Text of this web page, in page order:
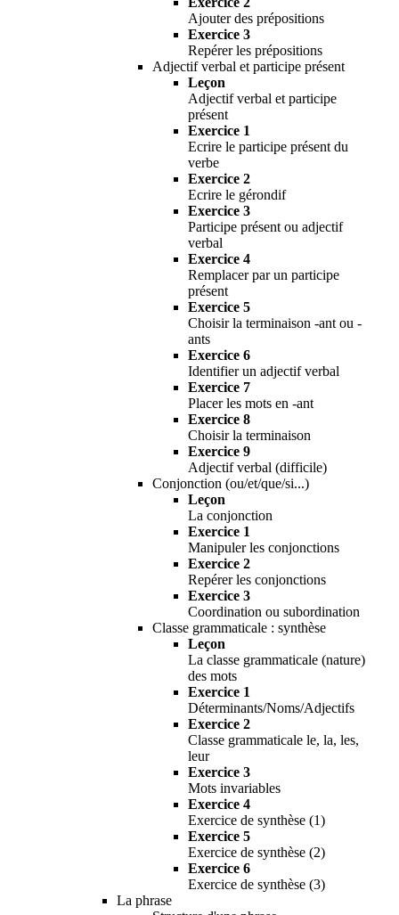
Ajouter des prépositions
Exercice 3
Repérer les prépositions
Adjectif verbal et participe présent
Leçon
Adjectif verbal et participe
présent
Exercice 1
Ecrire le participe présent du
verbe
Exercice 2
Ecrire le gérondif
Exercice 3
Participe présent ou adjectif
verbal
Exercice 4
Remplacer par un participe
présent
Exercice 5
Choisir la terminaison -ant ou -
ants
Exercice 6
Identifier un adjectif verbal
Exercice 7
Placer les mots en -ant
Exercice 8
Choisir la terminaison
Exercice 9
Adjectif verbal (difficile)
Conjonction (ou/et/que/si...)
Leçon
La conjonction
Exercice 1
Manipuler les conjonctions
Exercice 2
Repérer les conjonctions
Exercice 3
Coordination ou subordination
Classe grammaticale : synthèse
Leçon
La classe grammaticale (nature)
des mots
Exercice 1
Déterminants/Noms/Adjectifs
Exercice 2
Classe grammaticale le, la, les,
leur
Exercice 3
Mots invariables
Exercice 4
Exercice de synthèse (1)
Exercice 5
Exercice de synthèse (2)
Exercice 6
Exercice de synthèse (3)
La phrase